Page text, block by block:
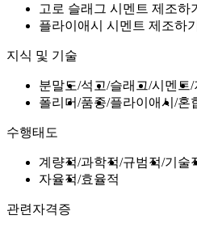
고로 슬래그 시멘트 제조하기
플라이애시 시멘트 제조하기
지식 및 기술
분말도 석고 슬래그 시멘트
폴리머 품종 플라이애시 혼
수행태도
계량적 과학적 규범적 기술
자율적 효율적
관련자격증